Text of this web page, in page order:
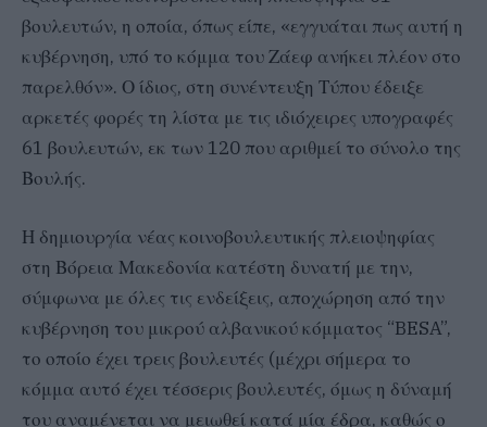
βουλευτών, η οποία, όπως είπε, «εγγυάται πως αυτή η
κυβέρνηση, υπό το κόμμα του Ζάεφ ανήκει πλέον στο
παρελθόν». Ο ίδιος, στη συνέντευξη Τύπου έδειξε
αρκετές φορές τη λίστα με τις ιδιόχειρες υπογραφές
61 βουλευτών, εκ των 120 που αριθμεί το σύνολο της
Βουλής.
Η δημιουργία νέας κοινοβουλευτικής πλειοψηφίας
στη Βόρεια Μακεδονία κατέστη δυνατή με την,
σύμφωνα με όλες τις ενδείξεις, αποχώρηση από την
κυβέρνηση του μικρού αλβανικού κόμματος “BESA”,
το οποίο έχει τρεις βουλευτές (μέχρι σήμερα το
κόμμα αυτό έχει τέσσερις βουλευτές, όμως η δύναμή
του αναμένεται να μειωθεί κατά μία έδρα, καθώς ο